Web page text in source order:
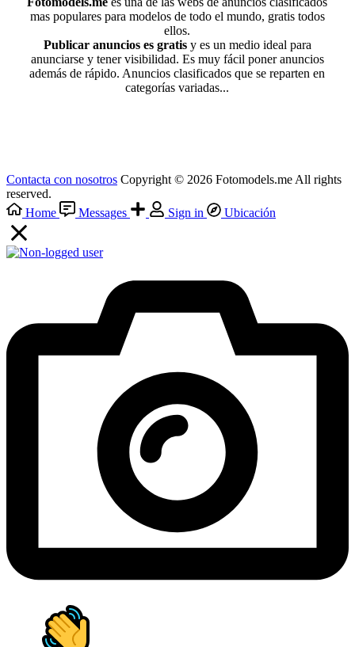
mas populares para modelos de todo el mundo, gratis todos
ellos.
Publicar anuncios es gratisy es un medio ideal para
anunciarse y tener visibilidad. Es muy fácil poner anuncios
además de rápido. Anuncios clasificados que se reparten en
categorías variadas...
Contacta con nosotros Copyright © 2026 Fotomodels.me All rights
reserved.
Home
Messages Sign in Ubicación